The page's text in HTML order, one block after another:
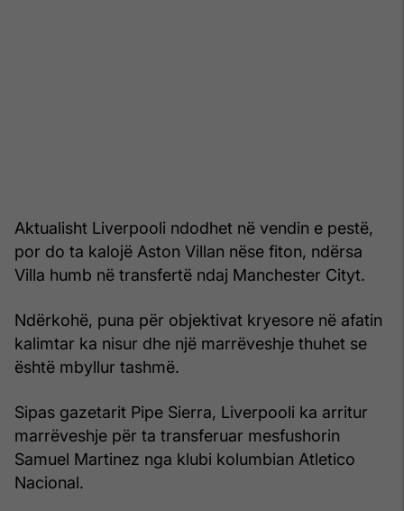
Aktualisht Liverpooli ndodhet në vendin e pestë,
por do ta kalojë Aston Villan nëse fiton, ndërsa
Villa humb në transfertë ndaj Manchester Cityt.
Ndërkohë, puna për objektivat kryesore në afatin
kalimtar ka nisur dhe një marrëveshje thuhet se
është mbyllur tashmë.
Sipas gazetarit Pipe Sierra, Liverpooli ka arritur
marrëveshje për ta transferuar mesfushorin
Samuel Martinez nga klubi kolumbian Atletico
Nacional.